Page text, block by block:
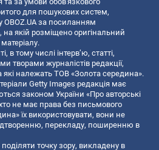
для пошукових систем,
OBOZ.UA за посиланням
, на якій розміщено оригінальний
в тому числі інтерв’ю, статті,
творами журналістів редакції,
належать ТОВ «Золота середина».
Getty Images редакція має
законом України «Про авторські
не має права без письмового
їх використовувати, вони не
перекладу, поширенню в
точку зору, викладену в